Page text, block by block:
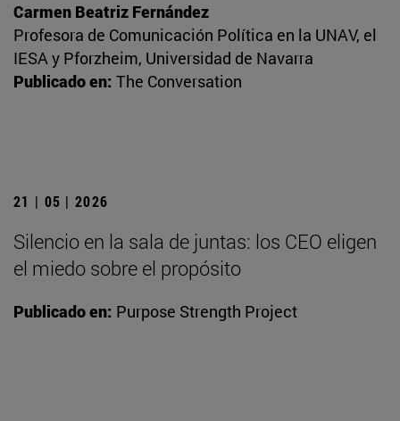
Carmen Beatriz Fernández
Profesora de Comunicación Política en la UNAV, el
IESA y Pforzheim, Universidad de Navarra
Publicado en: The Conversation
21 | 05 | 2026
Silencio en la sala de juntas: los CEO eligen
el miedo sobre el propósito
Publicado en: Purpose Strength Project